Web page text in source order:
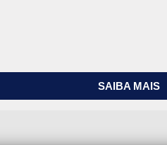
SAIBA MAIS